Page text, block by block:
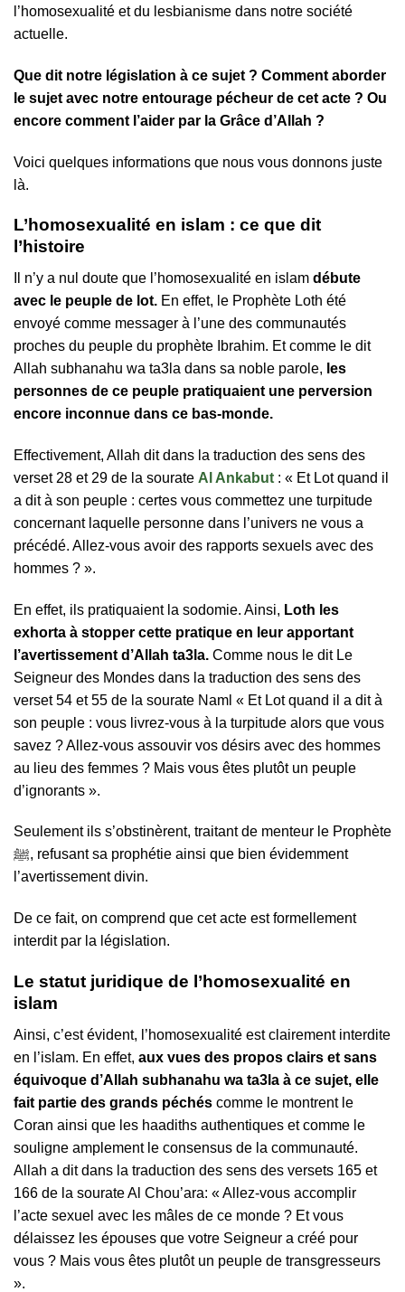
l’homosexualité et du lesbianisme dans notre société
actuelle.
Que dit notre législation à ce sujet ? Comment aborder
le sujet avec notre entourage pécheur de cet acte ? Ou
encore comment l’aider par la Grâce d’Allah ?
Voici quelques informations que nous vous donnons juste
là.
L’homosexualité en islam : ce que dit
l’histoire
Il n’y a nul doute que l’homosexualité en islam débute
avec le peuple de lot. En effet, le Prophète Loth été
envoyé comme messager à l’une des communautés
proches du peuple du prophète Ibrahim. Et comme le dit
Allah subhanahu wa ta3la dans sa noble parole, les
personnes de ce peuple pratiquaient une perversion
encore inconnue dans ce bas-monde.
Effectivement, Allah dit dans la traduction des sens des
verset 28 et 29 de la sourate Al Ankabut : « Et Lot quand il
a dit à son peuple : certes vous commettez une turpitude
concernant laquelle personne dans l’univers ne vous a
précédé. Allez-vous avoir des rapports sexuels avec des
hommes ? ».
En effet, ils pratiquaient la sodomie. Ainsi, Loth les
exhorta à stopper cette pratique en leur apportant
l’avertissement d’Allah ta3la. Comme nous le dit Le
Seigneur des Mondes dans la traduction des sens des
verset 54 et 55 de la sourate Naml « Et Lot quand il a dit à
son peuple : vous livrez-vous à la turpitude alors que vous
savez ? Allez-vous assouvir vos désirs avec des hommes
au lieu des femmes ? Mais vous êtes plutôt un peuple
d’ignorants ».
Seulement ils s’obstinèrent, traitant de menteur le Prophète
ﷺ, refusant sa prophétie ainsi que bien évidemment
l’avertissement divin.
De ce fait, on comprend que cet acte est formellement
interdit par la législation.
Le statut juridique de l’homosexualité en
islam
Ainsi, c’est évident, l’homosexualité est clairement interdite
en l’islam. En effet, aux vues des propos clairs et sans
équivoque d’Allah subhanahu wa ta3la à ce sujet, elle
fait partie des grands péchés comme le montrent le
Coran ainsi que les haadiths authentiques et comme le
souligne amplement le consensus de la communauté.
Allah a dit dans la traduction des sens des versets 165 et
166 de la sourate Al Chou’ara: « Allez-vous accomplir
l’acte sexuel avec les mâles de ce monde ? Et vous
délaissez les épouses que votre Seigneur a créé pour
vous ? Mais vous êtes plutôt un peuple de transgresseurs
».